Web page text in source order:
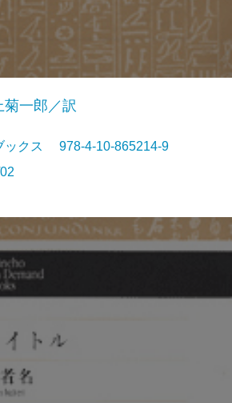
菊一郎／訳
ックス 978-4-10-865214-9